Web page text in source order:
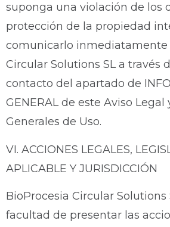
suponga una violación de los
protección de la propiedad
comunicarlo inmediatamente
Circular Solutions SL a través
contacto del apartado de
GENERAL de este Aviso Legal
Generales de Uso.
VI. ACCIONES LEGALES,
APLICABLE Y JURISDICCIÓN
BioProcesia Circular Solutions
facultad de presentar las